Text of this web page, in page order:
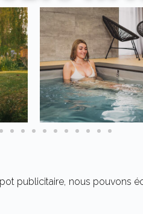
publicitaire, nous pouvons